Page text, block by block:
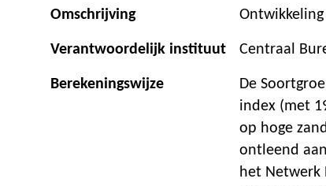
Omschrijving
Verantwoordelijk instituut Centraal
Berekeningswijze
De
index (met
op hoge
ontleend
het Netwerk